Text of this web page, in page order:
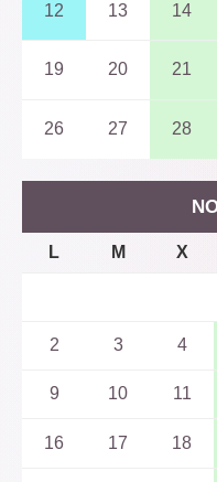
12 13 14
19 20 21
26 27 28
L M X
2 3 4
9 10 11
16 17 18